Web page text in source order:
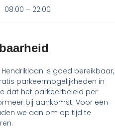
08:00 – 22:00
is goed bereikbaar,
parkeermogelijkheden in
dat het parkeerbeleid per
bij aankomst. Voor een
we aan om op tijd te